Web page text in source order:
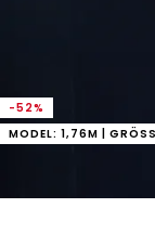
-52%
MODEL: 1,76M |